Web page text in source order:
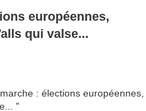
européennes,
qui valse...